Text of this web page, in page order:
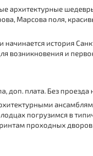
архитектурные
Марсова поля,
история
возникновения и
доп. плата. Без проезда
погрузимся в
проходных